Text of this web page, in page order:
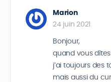
Marion
24 juin 2021
Bonjour,
quand vous
j’ai toujours des
mais aussi du